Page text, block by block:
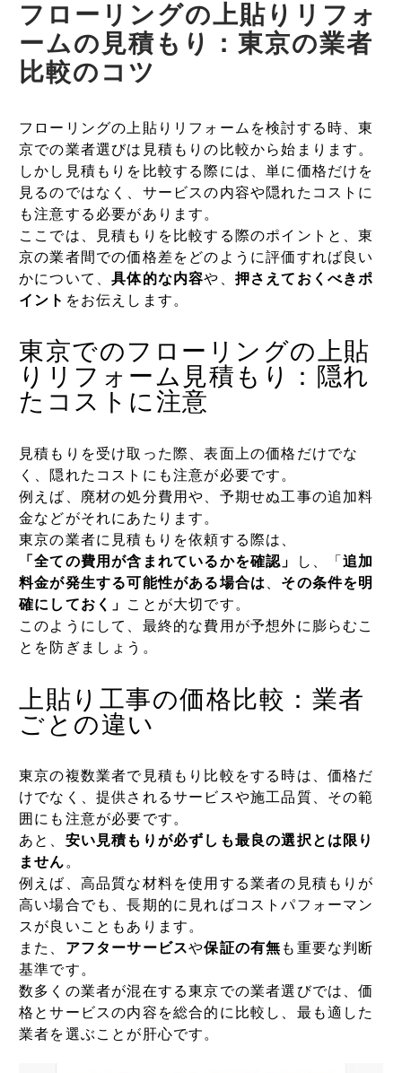
フローリングの上貼りリフォ
ームの見積もり：東京の業者
比較のコツ
フローリングの上貼りリフォームを検討する時、東
京での業者選びは見積もりの比較から始まります。
しかし見積もりを比較する際には、単に価格だけを
見るのではなく、サービスの内容や隠れたコストに
も注意する必要があります。
ここでは、見積もりを比較する際のポイントと、東
京の業者間での価格差をどのように評価すれば良い
かについて、具体的な内容や、 押さえておくべきポ
イント をお伝えします。
東京でのフローリングの上貼
りリフォーム見積もり：隠れ
たコストに注意
見積もりを受け取った際、表面上の価格だけでな
く、隠れたコストにも注意が必要です。
例えば、廃材の処分費用や、予期せぬ工事の追加料
金などがそれにあたります。
東京の業者に見積もりを依頼する際は、
「全ての費用が含まれているかを確認」
し、「追加
料金が発生する可能性がある場合は
その条件を明
確にしておく」 ことが大切です。
このようにして、最終的な費用が予想外に膨らむこ
とを防ぎましょう。
上貼り工事の価格比較：業者
ごとの違い
東京の複数業者で見積もり比較をする時は、価格だ
けでなく、提供されるサービスや施工品質、その範
囲にも注意が必要です。
あと、 安い見積もりが必ずしも最良の選択とは限り
ません 。
例えば、高品質な材料を使用する業者の見積もりが
高い場合でも、長期的に見ればコストパフォーマン
スが良いこともあります。
また、 アフターサービスや保証の有無 も重要な判断
基準です。
数多くの業者が混在する東京での業者選びでは、価
格とサービスの内容を総合的に比較し、最も適した
業者を選ぶことが肝心です。